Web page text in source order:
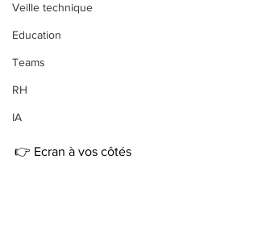
Veille technique
Education
Teams
RH
IA
👉 Ecran à vos côtés